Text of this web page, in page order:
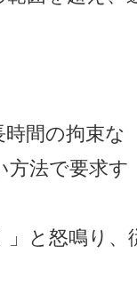
間の拘束な
方法で要求す
」と怒鳴り、